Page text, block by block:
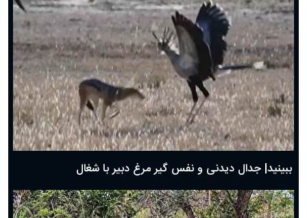
دعای روز ششم ماه رمضان؛ ۵ اسفند ۱۴۰۴
دعای روز پنجم ماه رمضان؛ ۴ اسفند ۱۴۰۴
دعای روز چهارم ماه مبارک رمضان؛ ۳ اسفند ۱۴۰۴
دعای روز سوم ماه مبارک رمضان؛ ۱۴ اسفند ۱۴۰۴
دعای روز دوم ماه مبارک رمضان ۱ اسفند ماه ۱۴۰۴
دعای روز اول ماه مبارک رمضان، ۳۰ بهمن ۱۴۰۴
حضرت زینب(س) چگونه از دنیا رفت؟
بهترین پیامک تبریک روز پدر ۱۴۰۴؛ جملات زیبا و صمیمانه
ببینید| جدال دیدنی و نفس گیر مرغ دبیر با شغال